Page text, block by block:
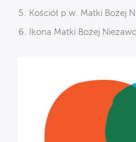
Kościół p.w. Matki Bożej
Ikona Matki Bożej